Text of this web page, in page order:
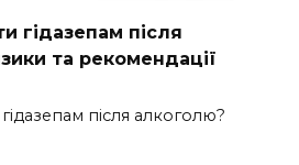
гідазепам після
та рекомендації
після алкоголю?